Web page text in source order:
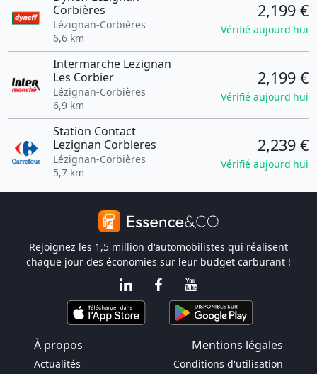
Corbières
Lézignan-Corbières
6,6 km
2,199 €
Vérifié aujourd'hui
Intermarche Lezignan
Les Corbier
Lézignan-Corbières
6,9 km
2,199 €
Vérifié aujourd'hui
Station Contact
Lezignan Corbieres
Lézignan-Corbières
5,7 km
2,239 €
Vérifié aujourd'hui
Rejoignez les 1,5 million d'automobilistes qui réalisent
chaque jour des économies sur leur budget carburant !
À propos Mentions légales
Actualités
Conditions d'utilisation